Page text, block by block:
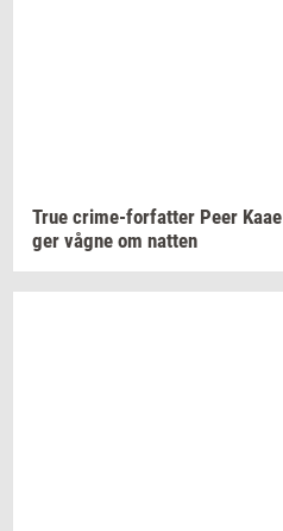
True crime-​forfatter Peer Kaae
ger vågne om nat­ten